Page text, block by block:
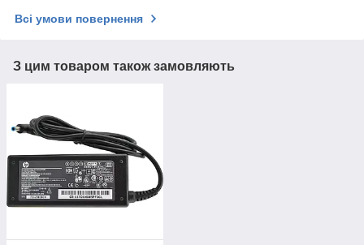
Всі умови повернення
З цим товаром також замовляють